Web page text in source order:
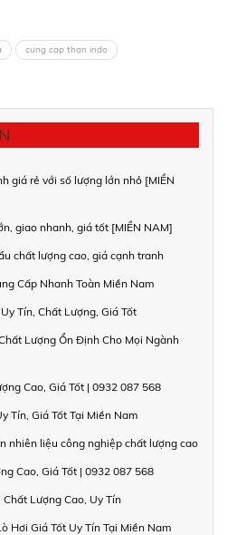
cung cap than indo
giá rẻ với số lượng lớn nhỏ [MIỀN
giao nhanh, giá tốt [MIỀN NAM]
chất lượng cao, giá cạnh tranh
Cấp Nhanh Toàn Miền Nam
Tín, Chất Lượng, Giá Tốt
Lượng Ổn Định Cho Mọi Ngành
Cao, Giá Tốt | 0932 087 568
Tín, Giá Tốt Tại Miền Nam
nhiên liệu công nghiệp chất lượng cao
Cao, Giá Tốt | 0932 087 568
Lượng Cao, Uy Tín
Hơi Giá Tốt Uy Tín Tại Miền Nam